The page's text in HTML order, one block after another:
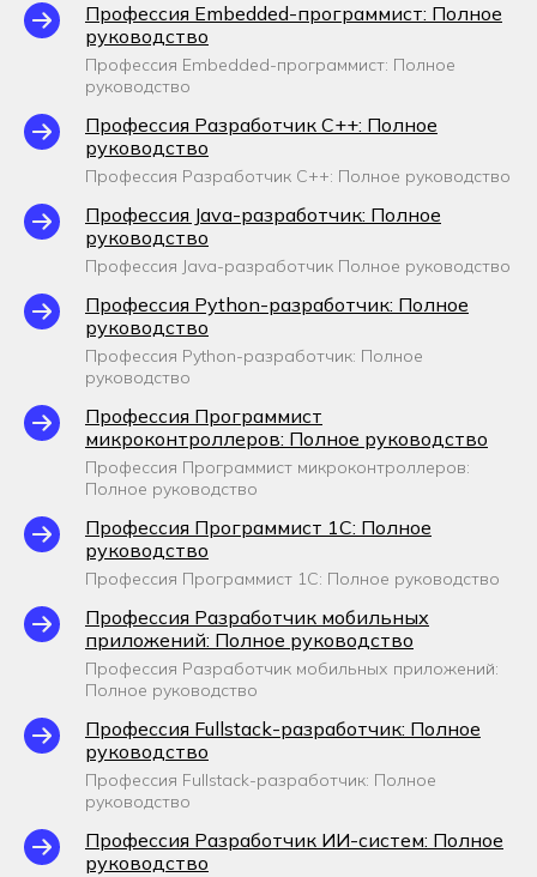
Профессия Embedded-программист: Полное
руководство
Профессия Embedded-программист: Полное
руководство
Профессия Разработчик С++: Полное
руководство
Профессия Разработчик С++: Полное руководство
Профессия Java-разработчик: Полное
руководство
Профессия Java-разработчик Полное руководство
Профессия Python-разработчик: Полное
руководство
Профессия Python-разработчик: Полное
руководство
Профессия Программист
микроконтроллеров: Полное руководство
Профессия Программист микроконтроллеров:
Полное руководство
Профессия Программист 1С: Полное
руководство
Профессия Программист 1С: Полное руководство
Профессия Разработчик мобильных
приложений: Полное руководство
Профессия Разработчик мобильных приложений:
Полное руководство
Профессия Fullstack-разработчик: Полное
руководство
Профессия Fullstack-разработчик: Полное
руководство
Профессия Разработчик ИИ-систем: Полное
руководство